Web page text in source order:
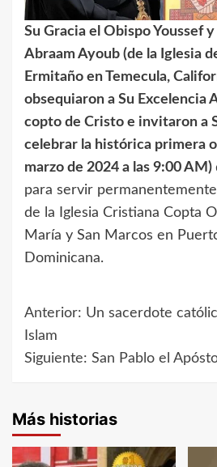
Su Gracia el Obispo Youssef
Abraam Ayoub (de la Iglesia
Ermitaño en Temecula,
obsequiaron a Su Excelencia
copto de Cristo e invitaron a
celebrar la histórica primera
marzo de 2024 a las 9:00 AM)
para servir
de la Iglesia Cristiana Copta
María y San Marcos en
Dominicana.
Navegación
de
Anterior: Un sacerdote
Islam
Siguiente: San Pablo el
Más historias